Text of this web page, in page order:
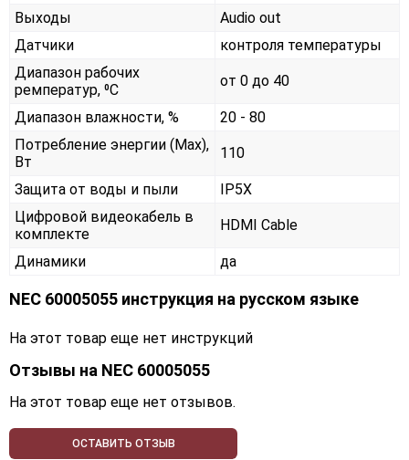
Выходы
Audio out
Датчики
контроля температуры
Диапазон рабочих
ремператур, ⁰С
от 0 до 40
Диапазон влажности, %
20 - 80
Потребление энергии (Max),
Вт
110
Защита от воды и пыли
IP5X
Цифровой видеокабель в
комплекте
HDMI Cable
Динамики да
NEC 60005055 инструкция на русском языке
На этот товар еще нет инструкций
Отзывы на NEC 60005055
На этот товар еще нет отзывов.
ОСТАВИТЬ ОТЗЫВ